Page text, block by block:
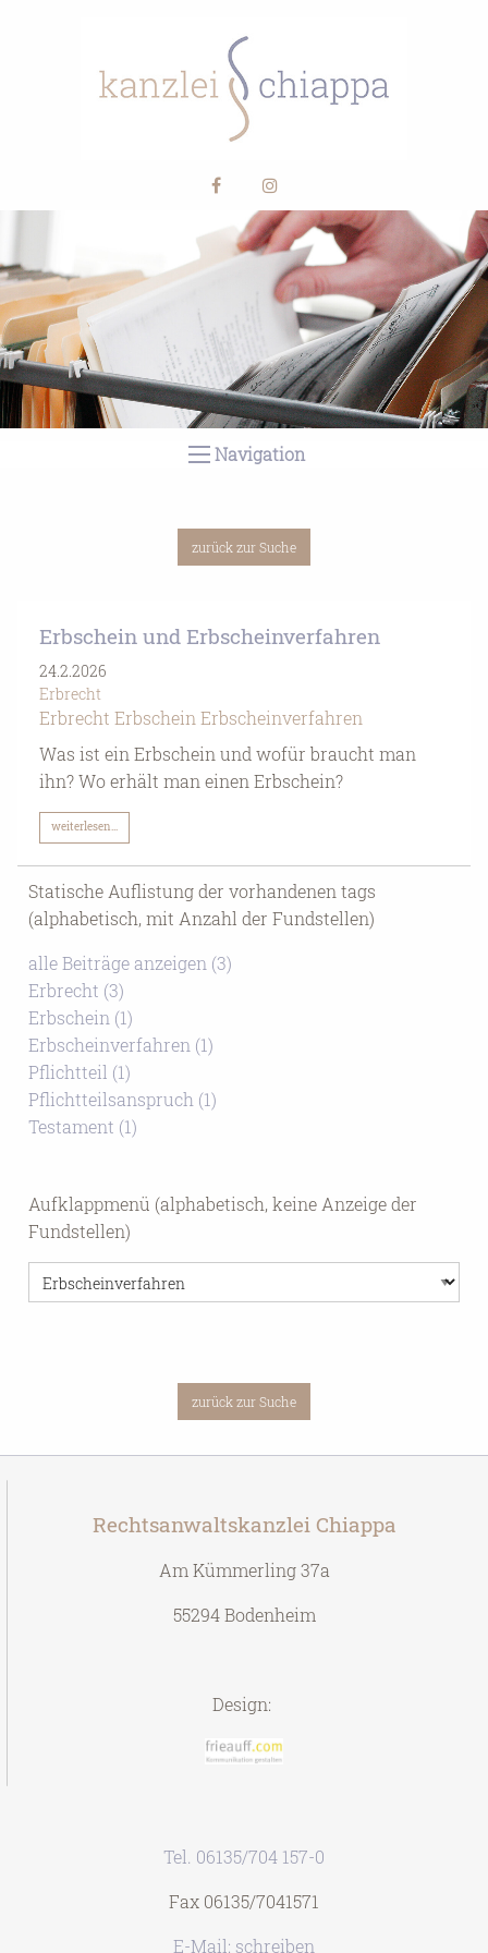
Navigation
zurück zur Suchseite
zurück zur Suche
Erbschein und Erbscheinverfahren
24.2.2026
Erbrecht
Erbrecht Erbschein Erbscheinverfahren
Was ist ein Erbschein und wofür braucht man
ihn? Wo erhält man einen Erbschein?
weiterlesen...
Statische Auflistung der vorhandenen tags
(alphabetisch, mit Anzahl der Fundstellen)
alle Beiträge anzeigen (3)
Erbrecht (3)
Erbschein (1)
Erbscheinverfahren (1)
Pflichtteil (1)
Pflichtteilsanspruch (1)
Testament (1)
Aufklappmenü (alphabetisch, keine Anzeige der
Fundstellen)
zurück zur Suchseite
zurück zur Suche
Rechtsanwaltskanzlei Chiappa
Am Kümmerling 37a
55294 Bodenheim
Design:
Tel. 06135/704 157-0
Fax 06135/7041571
E-Mail: schreiben